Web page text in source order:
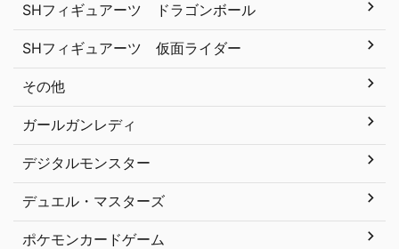
SHフィギュアーツ ドラゴンボール
SHフィギュアーツ 仮面ライダー
その他
ガールガンレディ
デジタルモンスター
デュエル・マスターズ
ポケモンカードゲーム